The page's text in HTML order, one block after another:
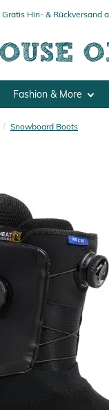
Gratis Hin- & Rückversand
Fashion & More
Snowboard Boots